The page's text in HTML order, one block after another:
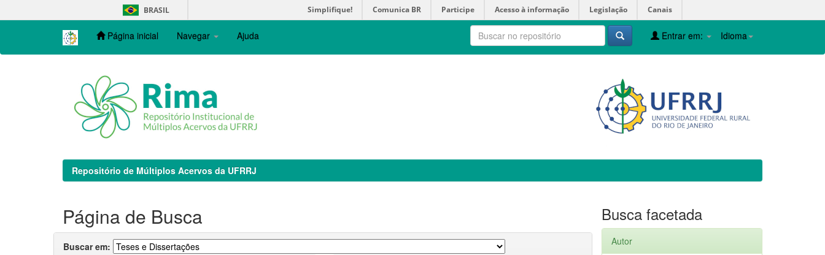
navigation
BRASIL Simplifique! Comunica BR Participe Acesso à informação Legislação Canais
Página inicial Navegar Ajuda Idioma
Entrar em:
Repositório de Múltiplos Acervos da UFRRJ
Página de Busca
Buscar em:
Busca facetada
Autor